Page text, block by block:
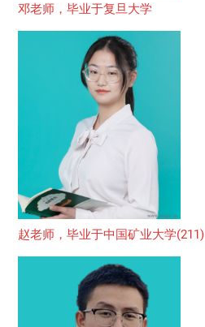
邓老师，毕业于复旦大学
赵老师，毕业于中国矿业大学(211)